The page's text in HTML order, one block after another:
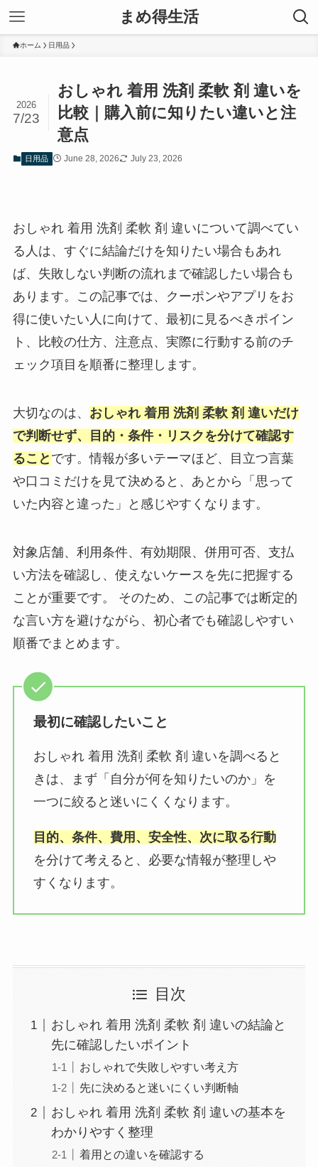
まめ得生活
ホーム 日用品
おしゃれ 着用 洗剤 柔軟 剤 違いを
比較｜購入前に知りたい違いと注
意点
2026
7/23
日用品 June 28, 2026 July 23, 2026
おしゃれ 着用 洗剤 柔軟 剤 違いについて調べてい
る人は、すぐに結論だけを知りたい場合もあれ
ば、失敗しない判断の流れまで確認したい場合も
あります。この記事では、クーポンやアプリをお
得に使いたい人に向けて、最初に見るべきポイン
ト、比較の仕方、注意点、実際に行動する前のチ
ェック項目を順番に整理します。
大切なのは、 おしゃれ 着用 洗剤 柔軟 剤 違いだけ
で判断せず、目的・条件・リスクを分けて確認す
ること です。情報が多いテーマほど、目立つ言葉
や口コミだけを見て決めると、あとから「思って
いた内容と違った」と感じやすくなります。
対象店舗、利用条件、有効期限、併用可否、支払
い方法を確認し、使えないケースを先に把握する
ことが重要です。 そのため、この記事では断定的
な言い方を避けながら、初心者でも確認しやすい
順番でまとめます。
最初に確認したいこと
おしゃれ 着用 洗剤 柔軟 剤 違いを調べると
きは、まず「自分が何を知りたいのか」を
一つに絞ると迷いにくくなります。
目的、条件、費用、安全性、次に取る行動
を分けて考えると、必要な情報が整理しや
すくなります。
目次
おしゃれ 着用 洗剤 柔軟 剤 違いの結論と
先に確認したいポイント
おしゃれで失敗しやすい考え方
先に決めると迷いにくい判断軸
おしゃれ 着用 洗剤 柔軟 剤 違いの基本を
わかりやすく整理
着用との違いを確認する